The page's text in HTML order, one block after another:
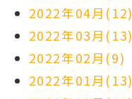
2022年04月(12)
2022年03月(13)
2022年02月(9)
2022年01月(13)